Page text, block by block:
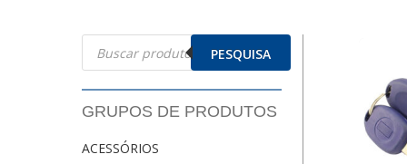
Pesquisar
produtos PESQUISA
GRUPOS DE PRODUTOS
ACESSÓRIOS